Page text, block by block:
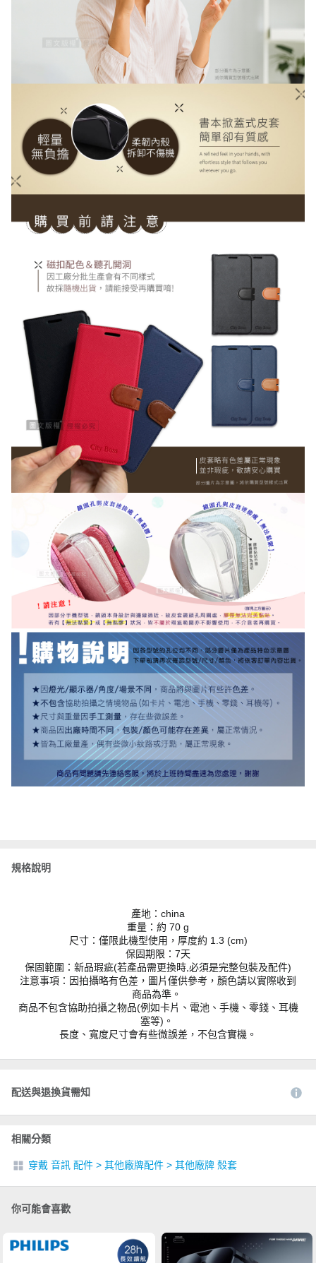
規格說明
產地：china
重量：約 70 g
尺寸：僅限此機型使用，厚度約 1.3 (cm)
保固期限：7天
保固範圍：新品瑕疵(若產品需更換時,必須是完整包裝及配件)
注意事項：因拍攝略有色差，圖片僅供參考，顏色請以實際收到
商品為準。
商品不包含協助拍攝之物品(例如卡片、電池、手機、零錢、耳機
塞等)。
長度、寬度尺寸會有些微誤差，不包含實機。
配送與退換貨需知
相關分類
穿戴 音訊 配件 > 其他廠牌配件 > 其他廠牌 殼套
你可能會喜歡